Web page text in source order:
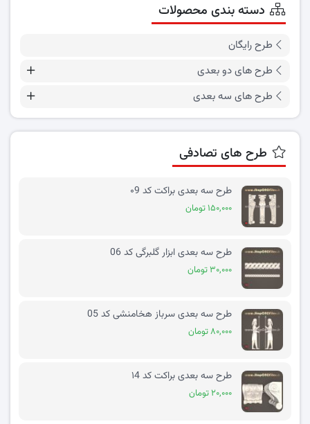
دسته بندی محصولات
طرح رایگان
طرح های دو بعدی
طرح های سه بعدی
طرح های تصادفی
طرح سه بعدی براکت کد ۰9
۱۵۰,۰۰۰ تومان
طرح سه بعدی ابزار گلبرگی کد 06
۳۰,۰۰۰ تومان
طرح سه بعدی سرباز هخامنشی کد 05
۸۰,۰۰۰ تومان
طرح سه بعدی براکت کد ۱4
۲۰,۰۰۰ تومان